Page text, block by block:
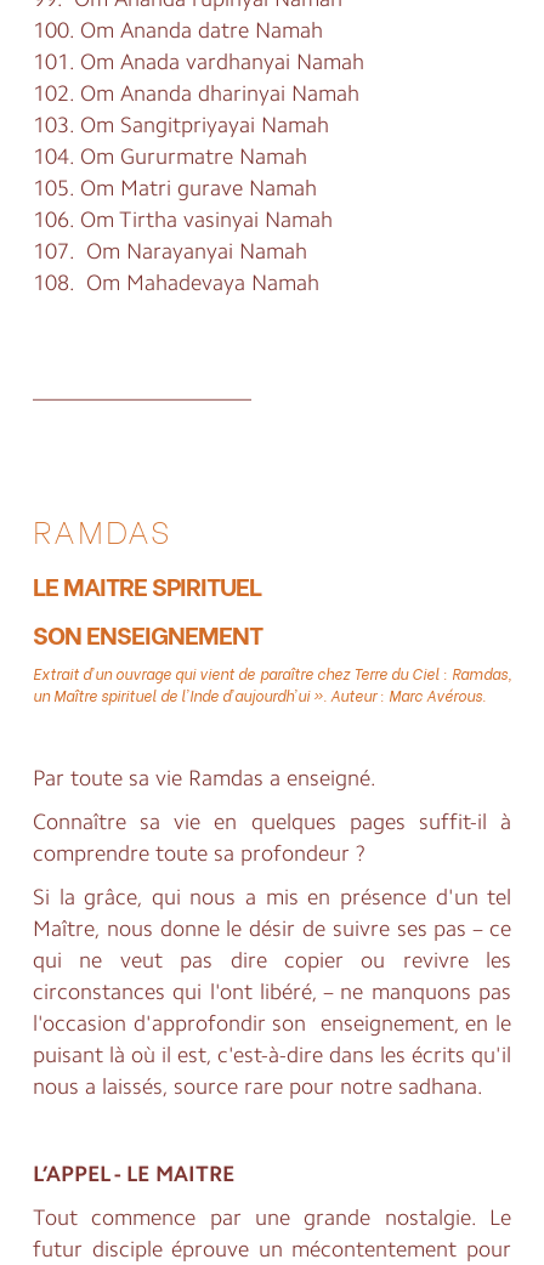
100. Om Ananda datre Namah
101. Om Anada vardhanyai Namah
102. Om Ananda dharinyai Namah
103. Om Sangitpriyayai Namah
104. Om Gururmatre Namah
105. Om Matri gurave Namah
106. Om Tirtha vasinyai Namah
107. Om Narayanyai Namah
108. Om Mahadevaya Namah
RAMDAS
LE MAITRE SPIRITUEL
SON ENSEIGNEMENT
Extrait d’un ouvrage qui vient de paraître chez Terre du Ciel : Ramdas,
un Maître spirituel de l’Inde d’aujourdh’ui ». Auteur : Marc Avérous.
Par toute sa vie Ramdas a enseigné.
Connaître sa vie en quelques pages suffit-il à
comprendre toute sa profondeur ?
Si la grâce, qui nous a mis en présence d'un tel
Maître, nous donne le désir de suivre ses pas – ce
qui ne veut pas dire copier ou revivre les
circonstances qui l'ont libéré, – ne manquons pas
l'occasion d'approfondir son enseignement, en le
puisant là où il est, c'est-à-dire dans les écrits qu'il
nous a laissés, source rare pour notre sadhana.
L’APPEL - LE MAITRE
Tout commence par une grande nostalgie. Le
futur disciple éprouve un mécontentement pour